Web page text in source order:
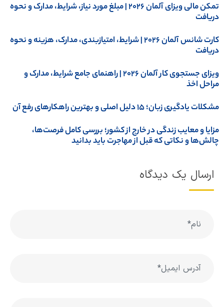
تمکن مالی ویزای آلمان 2026 | مبلغ مورد نیاز، شرایط، مدارک و نحوه
کارت شانس آلمان ۲۰۲۶ | شرایط، امتیازبندی، مدارک، هزینه و نحوه
ویزای جستجوی کار آلمان 2026 | راهنمای جامع شرایط، مدارک و
اخذ
یادگیری زبان؛ ۱۵ دلیل اصلی و بهترین راهکارهای رفع آن
و معایب زندگی در خارج از کشور؛ بررسی کامل فرصت‌ها،
و نکاتی که قبل از مهاجرت باید بدانید
ارسال یک دیدگاه